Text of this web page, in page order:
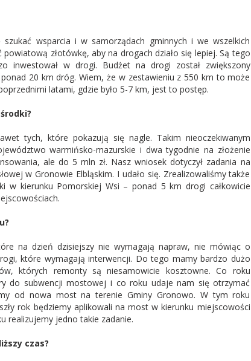
wsparcia i w samorządach gminnych i we wszelkich
złotówkę, aby na drogach działo się lepiej. Są tego
inwestował w drogi. Budżet na drogi został zwiększony
20 km dróg. Wiem, że w zestawieniu z 550 km to może
latami, gdzie było 5-7 km, jest to postęp.
tych, które pokazują się nagle. Takim nieoczekiwanym
warmińsko-mazurskie i dwa tygodnie na złożenie
ale do 5 mln zł. Nasz wniosek dotyczył zadania na
w Gronowie Elbląskim. I udało się. Zrealizowaliśmy także
w kierunku Pomorskiej Wsi – ponad 5 km drogi całkowicie
na dzień dzisiejszy nie wymagają napraw, nie mówiąc o
które wymagają interwencji. Do tego mamy bardzo dużo
których remonty są niesamowicie kosztowne. Co roku
do subwencji mostowej i co roku udaje nam się otrzymać
od nowa most na terenie Gminy Gronowo. W tym roku
rok będziemy aplikowali na most w kierunku miejscowości
realizujemy jedno takie zadanie.
czas?